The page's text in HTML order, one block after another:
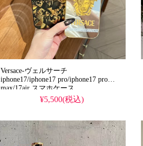
Versace-ヴェルサーチ
iphone17/iphone17 pro/iphone17 pro
max/17air スマホケース
¥5,500(税込)